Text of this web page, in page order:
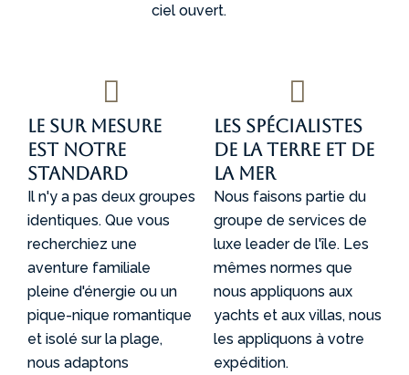
ciel ouvert.
Le sur mesure
est notre
standard
Il n'y a pas deux groupes
identiques. Que vous
recherchiez une
aventure familiale
pleine d'énergie ou un
pique-nique romantique
et isolé sur la plage,
nous adaptons
Les spécialistes
de la terre et de
la mer
Nous faisons partie du
groupe de services de
luxe leader de l'île. Les
mêmes normes que
nous appliquons aux
yachts et aux villas, nous
les appliquons à votre
expédition.